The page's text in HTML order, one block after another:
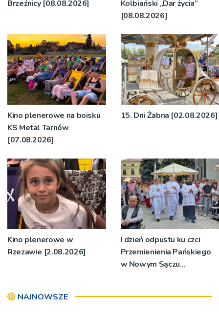
Brzeźnicy [08.08.2026]
Kolbiański „Dar życia”
[08.08.2026]
Kino plenerowe na boisku
KS Metal Tarnów
[07.08.2026]
15. Dni Żabna [02.08.2026]
Kino plenerowe w
Rzezawie [2.08.2026]
I dzień odpustu ku czci
Przemienienia Pańskiego
w Nowym Sączu
NAJNOWSZE